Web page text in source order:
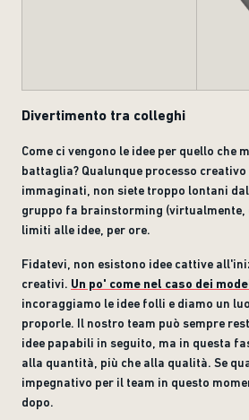
Divertimento tra colleghi
Come ci vengono le idee per quello che
battaglia? Qualunque processo
immaginati, non siete troppo lontani
gruppo fa brainstorming (virtualmente,
limiti alle idee, per ore.
Fidatevi, non esistono idee cattive
creativi. Un po' come nel caso dei
incoraggiamo le idee folli e diamo un
proporle. Il nostro team può sempre
idee papabili in seguito, ma in questa
alla quantità, più che alla qualità. Se
impegnativo per il team in questo
dopo.